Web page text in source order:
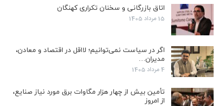
اتاق بازرگانی و سخنان تکراری کهنگان
15 مرداد 1405
اگر در سیاست نمی‌توانیم؛ لااقل در اقتصاد و معادن،
مدیران…
4 مرداد 1405
تأمین بیش از چهار هزار مگاوات برق مورد نیاز صنایع،
از امروز